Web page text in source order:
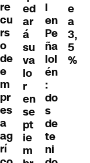
re
cu
rs
o
de
e
m
pr
es
a
ag
rí
ed
ar
á
su
va
lo
r
en
se
pt
ie
m
l
en
Pe
ña
lol
én
:
do
s
de
te
ni
e
a
3,
5
%